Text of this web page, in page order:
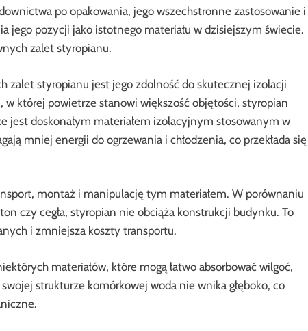
po opakowania, jego wszechstronne zastosowanie i
jego pozycji jako istotnego materiału w dzisiejszym świecie.
zalet styropianu.
zalet styropianu jest jego zdolność do skutecznej izolacji
której powietrze stanowi większość objętości, styropian
jest doskonałym materiałem izolacyjnym stosowanym w
mniej energii do ogrzewania i chłodzenia, co przekłada się
montaż i manipulację tym materiałem. W porównaniu
czy cegła, styropian nie obciąża konstrukcji budynku. To
i zmniejsza koszty transportu.
materiałów, które mogą łatwo absorbować wilgoć,
strukturze komórkowej woda nie wnika głęboko, co